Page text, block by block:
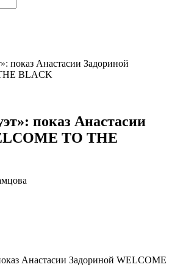
показ Анастасии Задориной
BLACK
показ Анастасии
TO THE